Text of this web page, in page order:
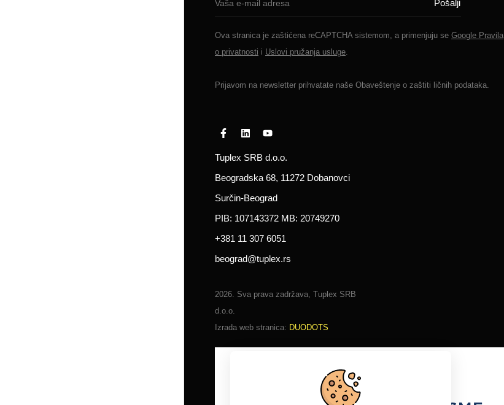
Ova stranica je zaštićena reCAPTCHA sistemom, a primenjuju se Google Pravila
o privatnosti i Uslovi pružanja usluge
Prijavom na newsletter prihvatate naše Obaveštenje o zaštiti ličnih podataka.
Tuplex SRB d.o.o.
Beogradska 68, 11272 Dobanovci
Surčin-Beograd
PIB: 107143372 MB: 20749270
+381 11 307 6051
beograd@tuplex.rs
2026. Sva prava zadržava, Tuplex SRB
d.o.o.
Izrada web stranica: DUODOTS